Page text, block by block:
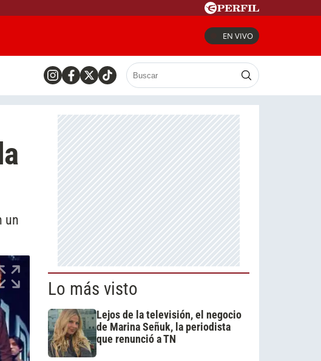
EN VIVO
un
Lo más visto
Lejos de la televisión, el negocio
de Marina Señuk, la periodista
que renunció a TN